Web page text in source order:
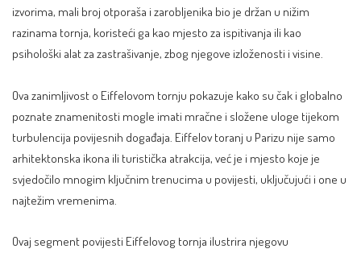
izvorima, mali broj otporaša i zarobljenika bio je držan u nižim
razinama tornja, koristeći ga kao mjesto za ispitivanja ili kao
psihološki alat za zastrašivanje, zbog njegove izloženosti i visine.
Ova zanimljivost o Eiffelovom tornju pokazuje kako su čak i globalno
poznate znamenitosti mogle imati mračne i složene uloge tijekom
turbulencija povijesnih događaja. Eiffelov toranj u Parizu nije samo
arhitektonska ikona ili turistička atrakcija, već je i mjesto koje je
svjedočilo mnogim ključnim trenucima u povijesti, uključujući i one u
najtežim vremenima.
Ovaj segment povijesti Eiffelovog tornja ilustrira njegovu